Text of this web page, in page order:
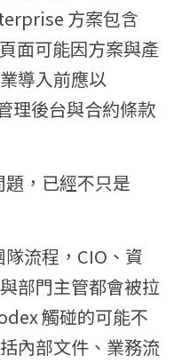
方案包含
面可能因方案與產
導入前應以
理後台與合約條款
，已經不只是
流程，CIO、資
部門主管都會被拉
觸碰的可能不
內部文件、業務流